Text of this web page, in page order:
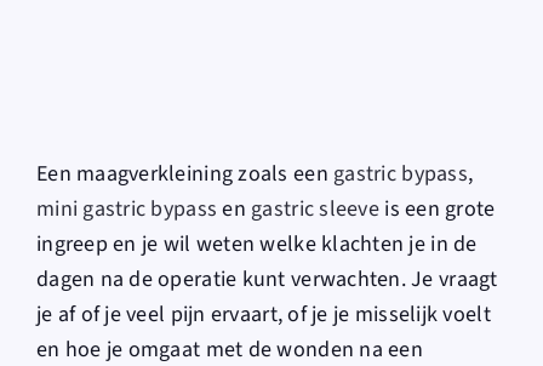
Een maagverkleining zoals een gastric bypass,
mini gastric bypass en gastric sleeveis een grote
ingreep en je wil weten welke klachten je in de
dagen na de operatie kunt verwachten. Je vraagt
je af of je veel pijn ervaart, of je je misselijk voelt
en hoe je omgaat met de wonden na een